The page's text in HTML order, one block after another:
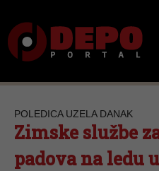
POLEDICA UZELA DANAK
Zimske službe
padova na ledu